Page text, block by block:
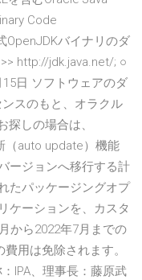
Code
OpenJDKバイナリのダ
http://jdk.java.net/; ○
日 ソフトウェアのダ
スのもと、オラクル
探しの場合は、
（auto update）機能
ージョンへ移行する計
たパッケージングオプ
ケーションを、カスタ
から2022年7月までの
用は免除されます。
IPA、理事長：藤原武